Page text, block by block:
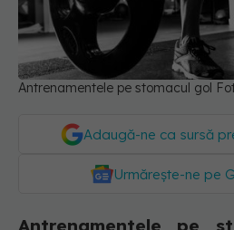
Antrenamentele pe stomacul gol
Adaugă-ne ca sursă
Urmărește-ne pe